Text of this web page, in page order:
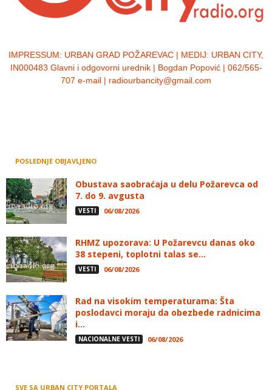
IMPRESSUM: URBAN GRAD POŽAREVAC | MEDIJ: URBAN CITY,
IN000483 Glavni i odgovorni urednik | Bogdan Popović | 062/565-
707 e-mail | radiourbancity@gmail.com
POSLEDNJE OBJAVLJENO
Obustava saobraćaja u delu Požarevca od
7. do 9. avgusta
VESTI 06/08/2026
RHMZ upozorava: U Požarevcu danas oko
38 stepeni, toplotni talas se...
VESTI 06/08/2026
Rad na visokim temperaturama: Šta
poslodavci moraju da obezbede radnicima
i...
NACIONALNE VESTI 06/08/2026
SVE SA URBAN CITY PORTALA